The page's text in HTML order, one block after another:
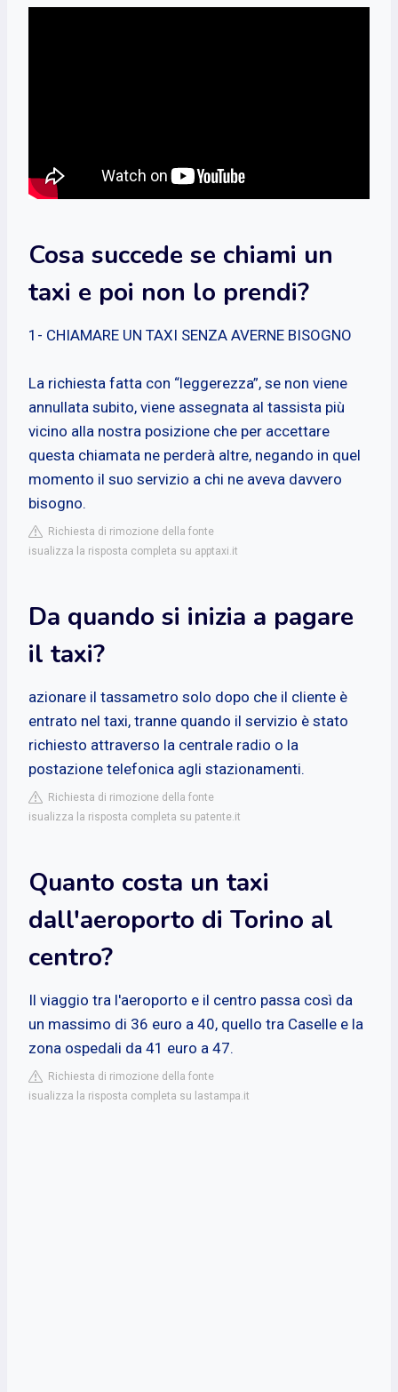
Cosa succede se chiami un
taxi e poi non lo prendi?
1- CHIAMARE UN TAXI SENZA AVERNE BISOGNO
La richiesta fatta con “leggerezza”, se non viene
annullata subito, viene assegnata al tassista più
vicino alla nostra posizione che per accettare
questa chiamata ne perderà altre, negando in quel
momento il suo servizio a chi ne aveva davvero
bisogno.
Richiesta di rimozione della fonte
isualizza la risposta completa su apptaxi.it
Da quando si inizia a pagare
il taxi?
azionare il tassametro solo dopo che il cliente è
entrato nel taxi, tranne quando il servizio è stato
richiesto attraverso la centrale radio o la
postazione telefonica agli stazionamenti.
Richiesta di rimozione della fonte
isualizza la risposta completa su patente.it
Quanto costa un taxi
dall'aeroporto di Torino al
centro?
Il viaggio tra l'aeroporto e il centro passa così da
un massimo di 36 euro a 40, quello tra Caselle e la
zona ospedali da 41 euro a 47.
Richiesta di rimozione della fonte
isualizza la risposta completa su lastampa.it